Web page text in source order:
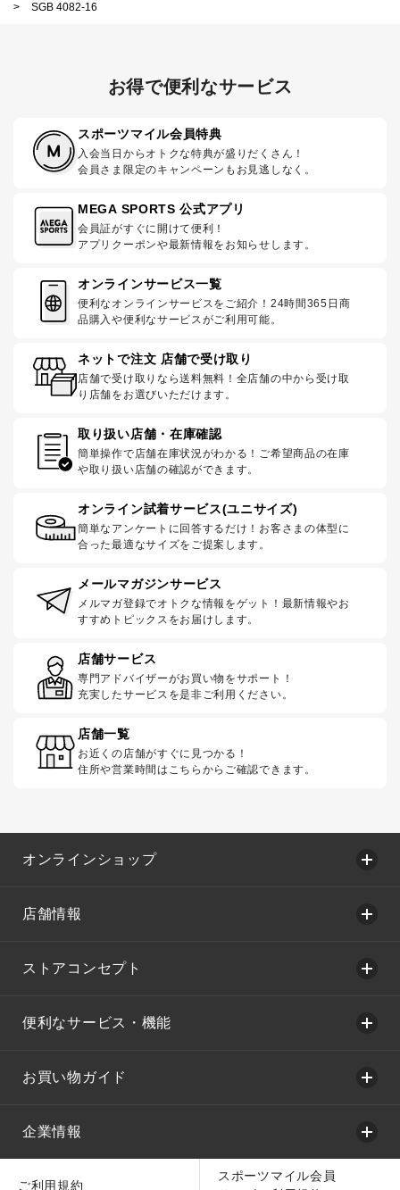
>
SGB 4082-16
お得で便利なサービス
スポーツマイル会員特典
入会当日からオトクな特典が盛りだくさん！
会員さま限定のキャンペーンもお見逃しなく。
MEGA SPORTS 公式アプリ
会員証がすぐに開けて便利！
アプリクーポンや最新情報をお知らせします。
オンラインサービス一覧
便利なオンラインサービスをご紹介！24時間365日商
品購入や便利なサービスがご利用可能。
ネットで注文 店舗で受け取り
店舗で受け取りなら送料無料！全店舗の中から受け取
り店舗をお選びいただけます。
取り扱い店舗・在庫確認
簡単操作で店舗在庫状況がわかる！ご希望商品の在庫
や取り扱い店舗の確認ができます。
オンライン試着サービス(ユニサイズ)
簡単なアンケートに回答するだけ！お客さまの体型に
合った最適なサイズをご提案します。
メールマガジンサービス
メルマガ登録でオトクな情報をゲット！最新情報やお
すすめトピックスをお届けします。
店舗サービス
専門アドバイザーがお買い物をサポート！
充実したサービスを是非ご利用ください。
店舗一覧
お近くの店舗がすぐに見つかる！
住所や営業時間はこちらからご確認できます。
オンラインショップ
店舗情報
ストアコンセプト
便利なサービス・機能
お買い物ガイド
企業情報
ご利用規約
スポーツマイル会員